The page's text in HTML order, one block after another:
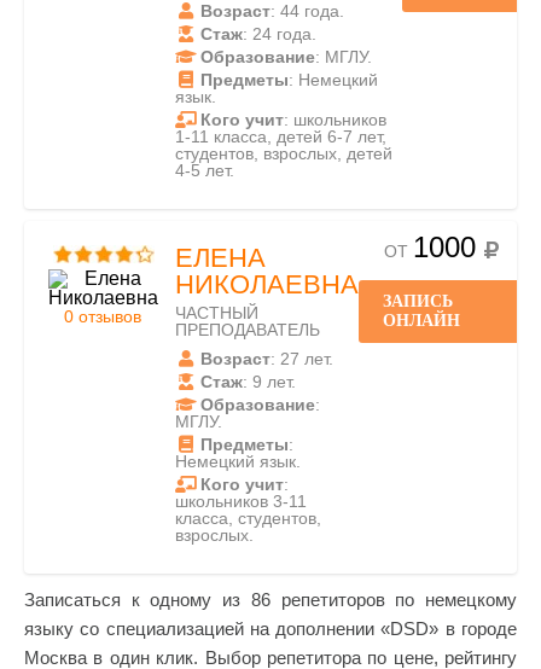
Возраст: 44 года.
Стаж: 24 года.
Образование: МГЛУ.
Предметы: Немецкий
язык.
Кого учит: школьников
1-11 класса, детей 6-7 лет,
студентов, взрослых, детей
4-5 лет.
0 отзывов
ЕЛЕНА
НИКОЛАЕВНА
ЧАСТНЫЙ
ПРЕПОДАВАТЕЛЬ
Возраст: 27 лет.
Стаж: 9 лет.
Образование:
МГЛУ.
Предметы:
Немецкий язык.
Кого учит:
школьников 3-11
класса, студентов,
взрослых.
ОТ 1000
ЗАПИСЬ
ОНЛАЙН
Записаться к одному из 86 репетиторов по немецкому
языку со специализацией на дополнении «DSD» в городе
Москва в один клик. Выбор репетитора по цене, рейтингу